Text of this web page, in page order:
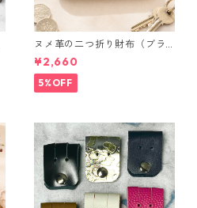
ヌメ革の二つ折り財布（ブラ
ウン系）
¥2,660
5%OFF